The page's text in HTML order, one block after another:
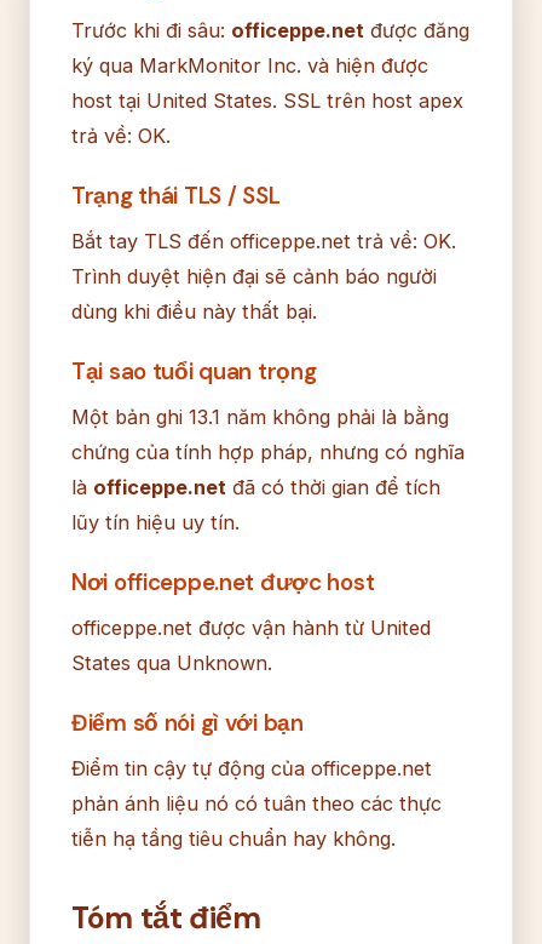
Trước khi đi sâu: officeppe.net được đăng
ký qua MarkMonitor Inc. và hiện được
host tại United States. SSL trên host apex
trả về: OK.
Trạng thái TLS / SSL
Bắt tay TLS đến officeppe.net trả về: OK.
Trình duyệt hiện đại sẽ cảnh báo người
dùng khi điều này thất bại.
Tại sao tuổi quan trọng
Một bản ghi 13.1 năm không phải là bằng
chứng của tính hợp pháp, nhưng có nghĩa
là officeppe.net đã có thời gian để tích
lũy tín hiệu uy tín.
Nơi officeppe.net được host
officeppe.net được vận hành từ United
States qua Unknown.
Điểm số nói gì với bạn
Điểm tin cậy tự động của officeppe.net
phản ánh liệu nó có tuân theo các thực
tiễn hạ tầng tiêu chuẩn hay không.
Tóm tắt điểm